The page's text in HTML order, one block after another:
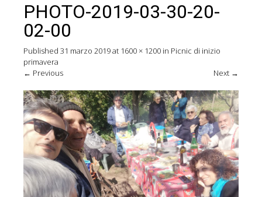
PHOTO-2019-03-30-20-
02-00
Published 31 marzo 2019at 1600 × 1200 in Picnic di inizio
primavera
← Previous Next →